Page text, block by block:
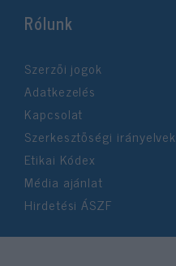
Rólunk
Szerzői jogok
Adatkezelés
Kapcsolat
Szerkesztőségi irányelvek
Etikai Kódex
Média ajánlat
Hirdetési ÁSZF